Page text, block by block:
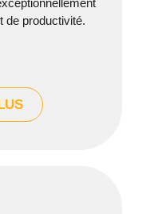
de productivité.